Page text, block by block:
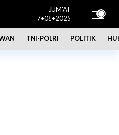
JUM'AT
7•08•2026
TNI-POLRI POLITIK